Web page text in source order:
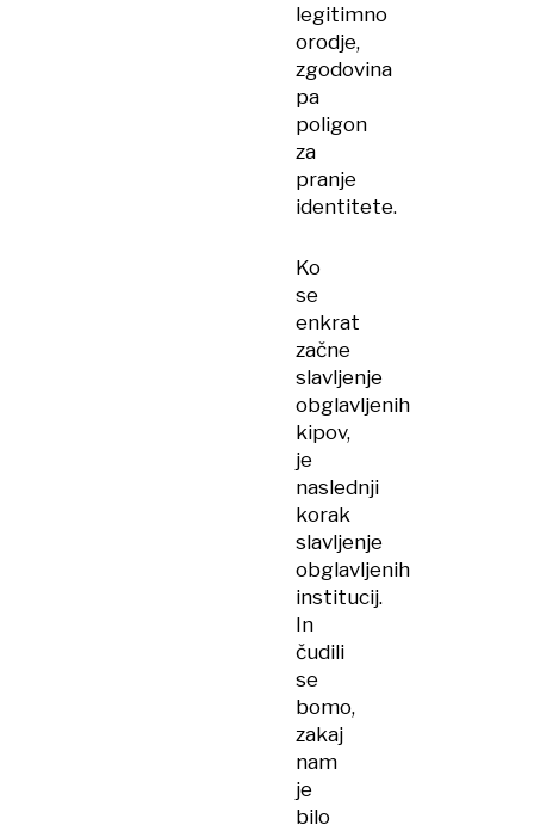
legitimno
orodje,
zgodovina
pa
poligon
za
pranje
identitete.
Ko
se
enkrat
začne
slavljenje
obglavljenih
kipov,
je
naslednji
korak
slavljenje
obglavljenih
institucij.
In
čudili
se
bomo,
zakaj
nam
je
bilo